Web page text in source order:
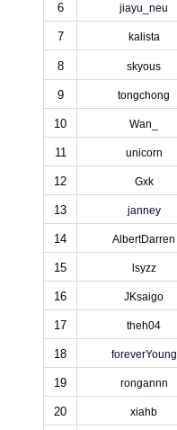
6 jiayu_neu
7 kalista
8 skyous
9 tongchong
10 Wan_
11 unicorn
12 Gxk
13 janney
14 AlbertDarren
15 lsyzz
16 JKsaigo
17 theh04
18 foreverYoung
19 rongannn
20 xiahb